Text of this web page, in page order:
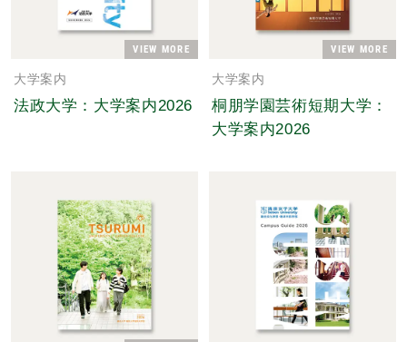
VIEW MORE
大学案内
法政大学：大学案内2026
VIEW MORE
大学案内
桐朋学園芸術短期大学：
大学案内2026